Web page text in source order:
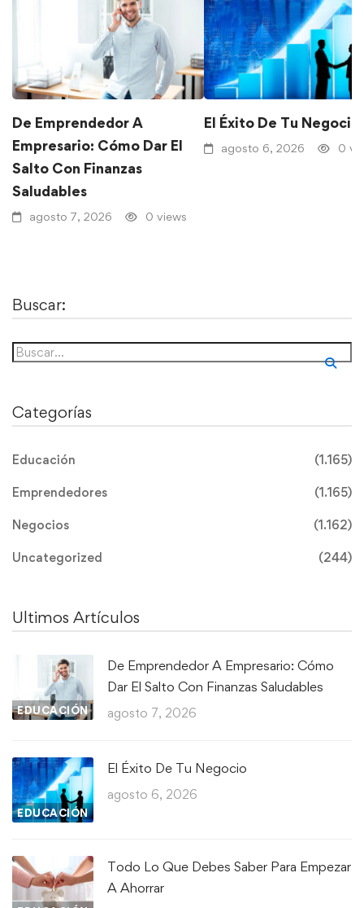
De Emprendedor A
Empresario: Cómo Dar El
Salto Con Finanzas
Saludables
agosto 7, 2026 0 views
El Éxito De Tu Negocio
agosto 6, 2026 0
Buscar:
Categorías
Educación (1.165)
Emprendedores (1.165)
Negocios (1.162)
Uncategorized (244)
Ultimos Artículos
EDUCACIÓN
De Emprendedor A Empresario: Cómo
Dar El Salto Con Finanzas Saludables
agosto 7, 2026
EDUCACIÓN
El Éxito De Tu Negocio
agosto 6, 2026
Todo Lo Que Debes Saber Para Empezar
A Ahorrar